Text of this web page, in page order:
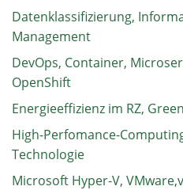
Datenklassifizierung,
Management
DevOps, Container,
OpenShift
Energieeffizienz im RZ,
High-Perfomance-
Technologie
Microsoft Hyper-V,